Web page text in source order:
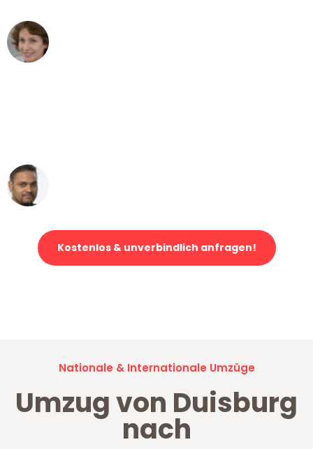
Kostenlos & unverbindlich anfragen!
Nationale & Internationale Umzüge
Umzug von Duisburg
nach